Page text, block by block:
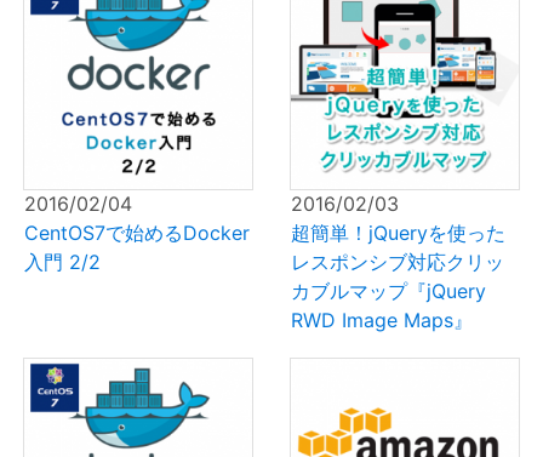
2016/02/04
CentOS7で始めるDocker
入門 2/2
2016/02/03
超簡単！jQueryを使った
レスポンシブ対応クリッ
カブルマップ『jQuery
RWD Image Maps』